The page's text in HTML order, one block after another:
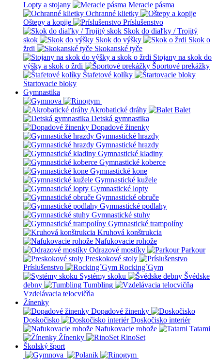
Lopty a stojany
Meracie pásma
Ochranné klietky
Oštepy a kopije
Príslušenstvo
Skok do diaľky / Trojitý
skok
Skok do výšky
Skok o
žrdi
Skokanské tyče
Stojany na skok do
výšky a skok o žrdi
Športové prekážky
Štafetové kolíky
Štartovacie bloky
Gymnastika
Akrobatické dráhy
Balet
Detská gymnastika
Dopadové žinenky
Gymnastické hrazdy
Gymnastické hrazdy
Gymnastické kladiny
Gymnastické koberce
Gymnastické kone
Gymnastické kužele
Gymnastické lopty
Gymnastické obruče
Gymnastické podlahy
Gymnastické stuhy
Gymnastické trampolíny
Kruhová konštrukcia
Nafukovacie rohože
Odrazové mostíky
Parkour
Preskokové stoly
Príslušenstvo
Rocking´Gym
Systémy skoku
Švédske
debny
Tumbling
Vzdelávacia telocvičňa
Žínenky
Dopadové žinenky
Doskočisko
Doskočisko interiér
Nafukovacie rohože
Tatami
Žínenky
RinoSet
Školský šport